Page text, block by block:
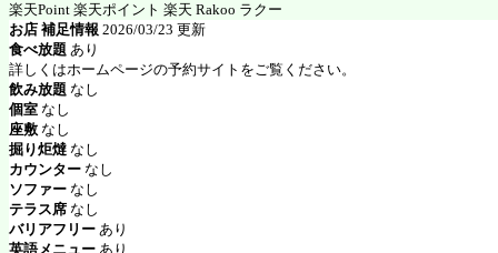
楽天Point 楽天ポイント 楽天 Rakoo ラクー
お店 補足情報 2026/03/23 更新
食べ放題 あり
詳しくはホームページの予約サイトをご覧ください。
飲み放題 なし
個室 なし
座敷 なし
掘り炬燵 なし
カウンター なし
ソファー なし
テラス席 なし
バリアフリー あり
英語メニュー あり